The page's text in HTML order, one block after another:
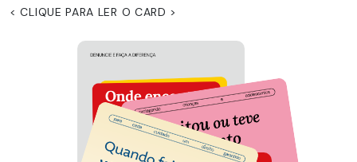
< CLIQUE PARA LER O CARD >